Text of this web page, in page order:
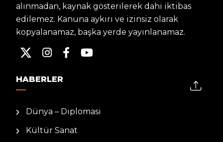
alınmadan, kaynak gösterilerek dahi iktibas
edilemez. Kanuna aykırı ve izinsiz olarak
kopyalanamaz, başka yerde yayınlanamaz.
HABERLER
Dünya – Diplomasi
Kültür Sanat